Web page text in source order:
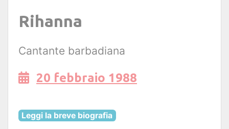
Rihanna
Cantante barbadiana
20 febbraio 1988
Leggi la breve biografia